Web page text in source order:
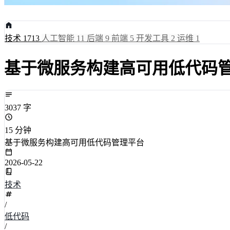
技术 1713 人工智能 11 后端 9 前端 5 开发工具 2 运维 1
基于微服务构建高可用低代码
3037 字
15 分钟
基于微服务构建高可用低代码管理平台
2026-05-22
技术
/
低代码
/